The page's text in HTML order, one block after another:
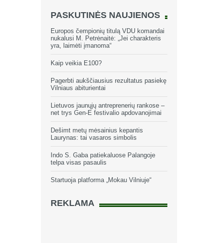
PASKUTINĖS NAUJIENOS
Europos čempionių titulą VDU komandai
nukalusi M. Petrėnaitė: „Jei charakteris
yra, laimėti įmanoma“
Kaip veikia E100?
Pagerbti aukščiausius rezultatus pasiekę
Vilniaus abiturientai
Lietuvos jaunųjų antreprenerių rankose –
net trys Gen-E festivalio apdovanojimai
Dešimt metų mėsainius kepantis
Laurynas: tai vasaros simbolis
Indo S. Gaba patiekaluose Palangoje
telpa visas pasaulis
Startuoja platforma „Mokau Vilniuje“
REKLAMA